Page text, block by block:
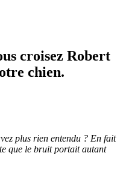
croisez Robert
chien.
plus rien entendu ? En fait
que le bruit portait autant